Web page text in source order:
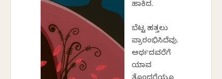
ಹಾಕಿದ.
ಬೆಟ್ಟ ಹತ್ತಲು
ಪ್ರಾರಂಭಿಸಿದೆವು.
ಅರ್ಧದವರೆಗೆ
ಯಾವ